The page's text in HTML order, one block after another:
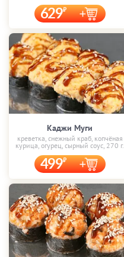
629
Каджи Муги
креветка, снежный краб, копчёная
курица, огурец, сырный соус, 270 г.
499